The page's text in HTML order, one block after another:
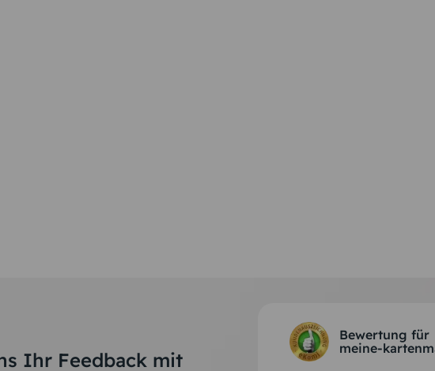
Ihr Feedback mit
Bewertung für
meine-